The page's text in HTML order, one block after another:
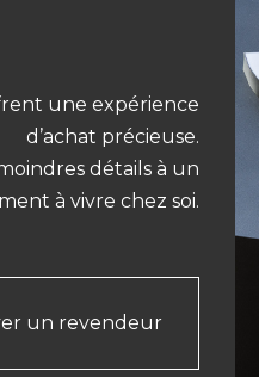
une expérience
d’achat précieuse.
détails à un
à vivre chez soi.
un revendeur